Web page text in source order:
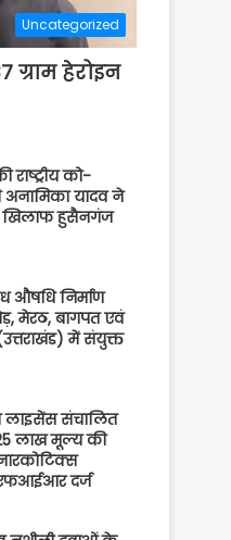
Uncategorized
हेरोइन
राष्ट्रीय को-
अनामिका यादव ने
हुसैनगंज
औषधि निर्माण
मेरठ, बागपत एवं
में संयुक्त
संचालित
लाख मूल्य की
दर्ज